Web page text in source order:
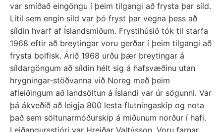
var smíðað eingöngu í þeim tilgangi að frysta þar síld.
Lítil sem engin síld var þó fryst þar vegna þess að
síldin hvarf af Íslandsmiðum. Frystihúsið tók til starfa
1968 eftir að breytingar voru gerðar í þeim tilgangi að
frysta bolfisk. Árið 1968 urðu þær breytingar á
síldargöngum að síldin hélt sig á hafsvæðinu utan
hrygningar-stöðvanna við Noreg með þeim
afleiðingum að landsöltun á Íslandi var úr sögunni. Var
þá ákveðið að leigja 800 lesta flutningaskip og nota
það sem söltunarmóðurskip á miðunum norður í hafi.
Leiðangursstjóri var Hreiðar Valtýsson. Voru farnar